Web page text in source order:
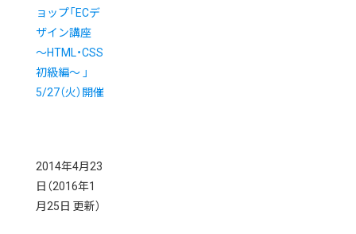
ョップ「ECデ
ザイン講座
〜HTML・CSS
初級編〜 」
5/27（火）開催
2014年4月23
日 （2016年1
月25日 更新）